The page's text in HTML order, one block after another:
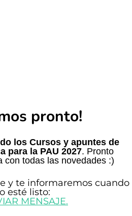
pronto!
los Cursos y apuntes de
para la PAU 2027. Pronto
con todas las novedades :)
y te informaremos cuando
esté listo:
MENSAJE.